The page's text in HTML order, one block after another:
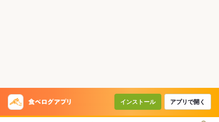
インストール アプリで開く